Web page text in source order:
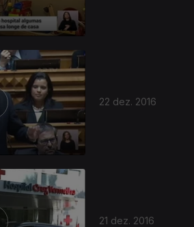
22 dez. 2016
21 dez. 2016